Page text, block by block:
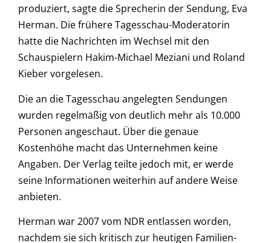
produziert, sagte die Sprecherin der Sendung, Eva
Herman. Die frühere Tagesschau-Moderatorin
hatte die Nachrichten im Wechsel mit den
Schauspielern Hakim-Michael Meziani und Roland
Kieber vorgelesen.
Die an die Tagesschau angelegten Sendungen
wurden regelmäßig von deutlich mehr als 10.000
Personen angeschaut. Über die genaue
Kostenhöhe macht das Unternehmen keine
Angaben. Der Verlag teilte jedoch mit, er werde
seine Informationen weiterhin auf andere Weise
anbieten.
Herman war 2007 vom NDR entlassen worden,
nachdem sie sich kritisch zur heutigen Familien-